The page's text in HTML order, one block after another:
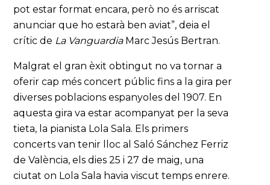
pot estar format encara, però no és arriscat
anunciar que ho estarà ben aviat”, deia el
crític de La VanguardiaMarc Jesús Bertran.
Malgrat el gran èxit obtingut no va tornar a
oferir cap més concert públic fins a la gira per
diverses poblacions espanyoles del 1907. En
aquesta gira va estar acompanyat per la seva
tieta, la pianista Lola Sala. Els primers
concerts van tenir lloc al Saló Sánchez Ferriz
de València, els dies 25 i 27 de maig, una
ciutat on Lola Sala havia viscut temps enrere.